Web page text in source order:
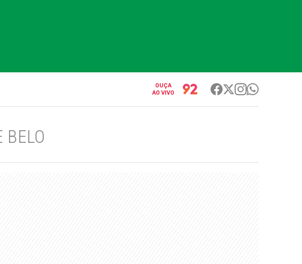
OUÇA
AO VIVO
BELO